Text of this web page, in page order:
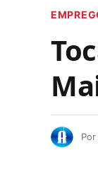
Por